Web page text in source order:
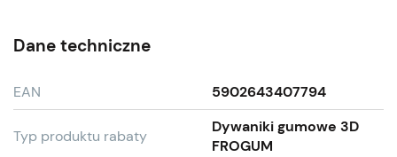
Dane techniczne
EAN 5902643407794
Typ produktu rabaty
Dywaniki gumowe 3D
FROGUM